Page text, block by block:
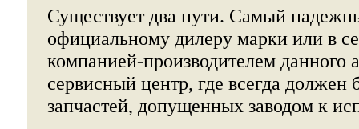
Существует два пути. Самый
официальному дилеру марки или в
компанией-производителем данного
сервисный центр, где всегда должен
запчастей, допущенных заводом к